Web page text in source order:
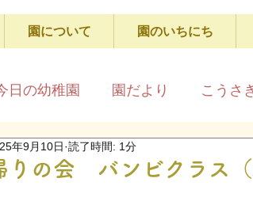
園について 園のいちにち
日の幼稚園 園だより こうさ
りの会 バンビクラス（
年9月10日 読了時間: 1分